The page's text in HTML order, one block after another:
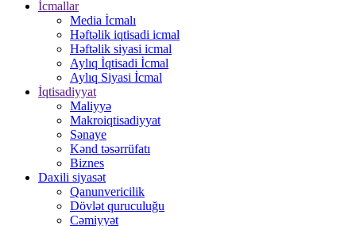
İcmallar
Media İcmalı
Həftəlik iqtisadi icmal
Həftəlik siyasi icmal
Aylıq İqtisadi İcmal
Aylıq Siyasi İcmal
İqtisadiyyat
Maliyyə
Makroiqtisadiyyat
Sənaye
Kənd təsərrüfatı
Biznes
Daxili siyasət
Qanunvericilik
Dövlət quruculuğu
Cəmiyyət